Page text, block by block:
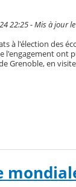
22:25 - Mis à
à l'élection des
l'engagement ont
Grenoble, en